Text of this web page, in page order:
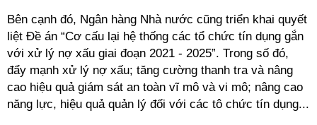
Bên cạnh đó, Ngân hàng Nhà nước cũng triển khai quyết
liệt Đề án “Cơ cấu lại hệ thống các tổ chức tín dụng gắn
với xử lý nợ xấu giai đoạn 2021 - 2025”. Trong số đó,
đẩy mạnh xử lý nợ xấu; tăng cường thanh tra và nâng
cao hiệu quả giám sát an toàn vĩ mô và vi mô; nâng cao
năng lực, hiệu quả quản lý đối với các tô chức tín dụng...